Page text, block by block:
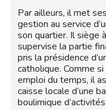
Par ailleurs, il met
gestion au service
son quartier. Il siège
supervise la partie
pris la présidence
catholique. Comme
emploi du temps, il
caisse locale d’une
boulimique